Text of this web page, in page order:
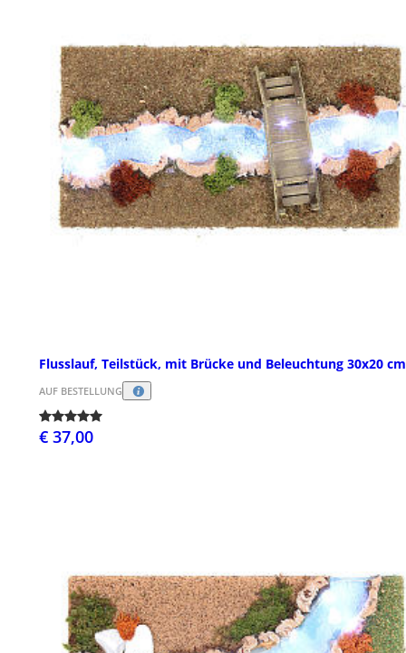
Flusslauf, Teilstück, mit Brücke und Beleuchtung 30x20 cm
AUF BESTELLUNG
€ 37,00